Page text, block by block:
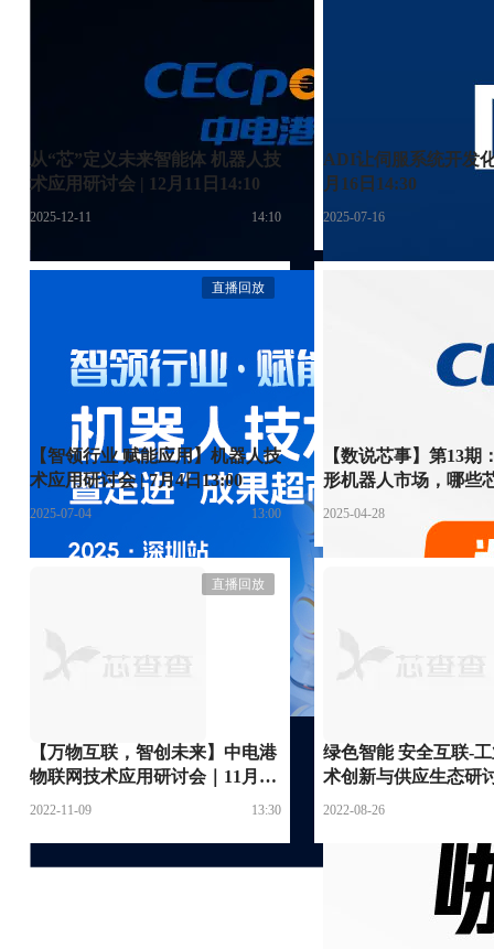
从“芯”定义未来智能体 机器人技
术应用研讨会 | 12月11日14:10
2025-12-11 14:10
ADI让伺服系统开发
月16日14:30
2025-07-16
【智领行业 赋能应用】机器人技
术应用研讨会 | 7月4日13:00
2025-07-04 13:00
直播回放
【数说芯事】第13期
形机器人市场，哪些
车？| 4月28日14:30
2025-04-28
【万物互联，智创未来】中电港
物联网技术应用研讨会｜11月9
日13:30
2022-11-09 13:30
直播回放
绿色智能 安全互联-
术创新与供应生态研
日14:00
2022-08-26